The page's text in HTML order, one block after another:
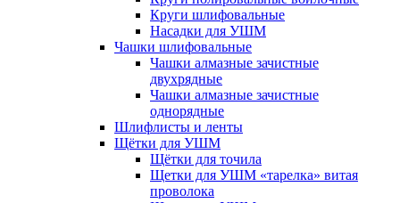
Круги шлифовальные
Насадки для УШМ
Чашки шлифовальные
Чашки алмазные зачистные
двухрядные
Чашки алмазные зачистные
однорядные
Шлифлисты и ленты
Щётки для УШМ
Щётки для точила
Щетки для УШМ «тарелка» витая
проволока